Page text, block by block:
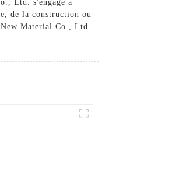
Ltd. s'engage à
de la construction ou
Material Co., Ltd.